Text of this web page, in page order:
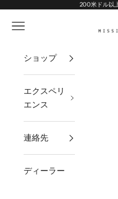
コンテンツへスキップ
Go to Accessibility Statement
200米ドル以
ナビゲーションメニュー
ショップ
エクスペリ
エンス
連絡先
ディーラー